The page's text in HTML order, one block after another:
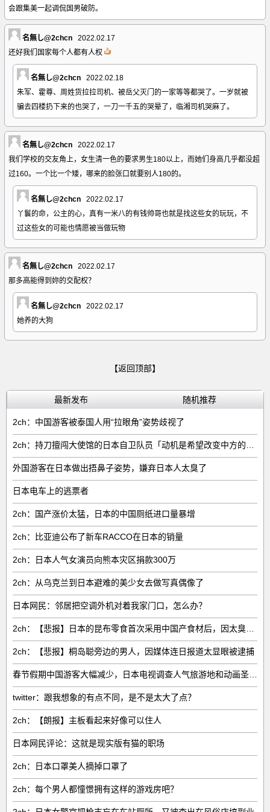
会跟集美一起调侃国男破防。
名無し@2chcn
2022.02.17
还好我们国家每个人都有人权
名無し@2chcn
2022.02.18
朱军、霍尊、周姓货拉拉司机、被岳父灭门的一家等等都哭了。一岁就被
骗去四楼扔下来的也哭了，一刀一千五的哭晕了，临湘司机哭麻了。
名無し@2chcn
2022.02.17
我们学校的交友角上，女生清一色的要求男生180以上，而她们身高几乎都没超
过160。一个比一个矮，哪来的脸张口就要别人180的。
名無し@2chcn
2022.02.17
丫鬟的命，公主的心，真有一米八的有钱帅哥也就是找这些女的玩玩，不
过这些女的可能也情愿被当做玩物
名無し@2chcn
2022.02.17
那多高能得到妳的交配权？
名無し@2chcn
2022.02.17
她养的大狗
【返回顶部】
最新发布 随机推荐
2ch：中国游客被泰国人用“拉眼角”姿势歧视了
外国游客在日本做出捂鼻子姿势，嫌弃日本人太臭了
日本电车上的逃票者
2ch：国产涨价太猛，日本的中国厕纸进口量暴增
2ch：比亚迪公布了新车RACCO在日本的销量
2ch：日本人气女演员向熊本灾区捐款300万
2ch：从乌克兰到日本避难的美少女去做写真偶像了
日本网民：邻居把空调外机对着我家门口，怎么办？
2ch：【悲报】桐岛聪旁边的男人，因媒体连日报道太显眼被逮捕
twitter：跟我想象的有点不同，是不是太大了点？
2ch：【朗报】主板看起来好像可以住人
日本网民评论：这就是现实版有猫的职场
2ch：日本口罩美人摘掉口罩了
2ch：每个男人都憧憬拥有这样的游戏房吧？